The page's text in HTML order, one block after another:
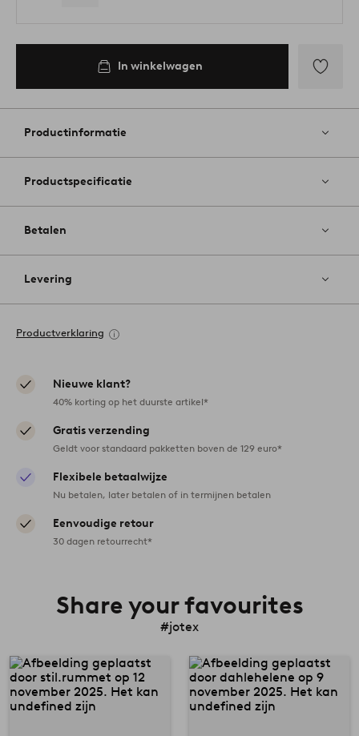
In winkelwagen
aan
Productinformatie
Productspecificatie
Betalen
Levering
Productverklaring
Nieuwe klant?
40% korting op het duurste artikel*
Gratis verzending
Geldt voor standaard pakketten boven de 129 euro*
Flexibele betaalwijze
Nu betalen, later betalen of in termijnen betalen
Eenvoudige retour
30 dagen retourrecht*
Share your favourites
#jotex